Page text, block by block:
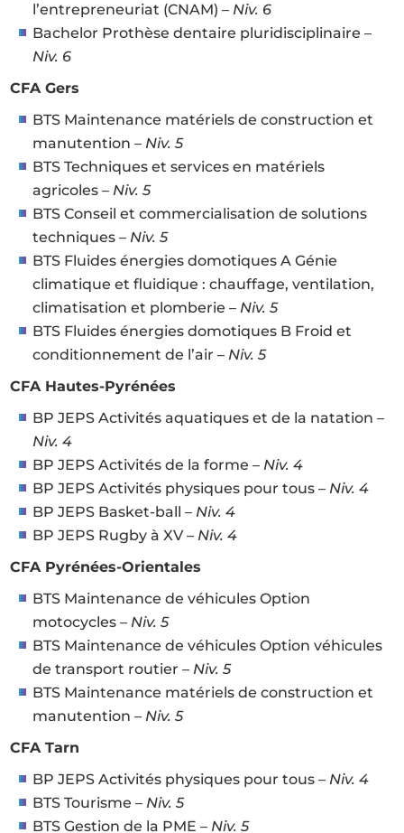
l’entrepreneuriat (CNAM) – Niv. 6
Bachelor Prothèse dentaire pluridisciplinaire –
Niv. 6
CFA Gers
BTS Maintenance matériels de construction et
manutention – Niv. 5
BTS Techniques et services en matériels
agricoles – Niv. 5
BTS Conseil et commercialisation de solutions
techniques – Niv. 5
BTS Fluides énergies domotiques A Génie
climatique et fluidique : chauffage, ventilation,
climatisation et plomberie – Niv. 5
BTS Fluides énergies domotiques B Froid et
conditionnement de l’air – Niv. 5
CFA Hautes-Pyrénées
BP JEPS Activités aquatiques et de la natation –
Niv. 4
BP JEPS Activités de la forme – Niv. 4
BP JEPS Activités physiques pour tous – Niv. 4
BP JEPS Basket-ball – Niv. 4
BP JEPS Rugby à XV – Niv. 4
CFA Pyrénées-Orientales
BTS Maintenance de véhicules Option
motocycles – Niv. 5
BTS Maintenance de véhicules Option véhicules
de transport routier – Niv. 5
BTS Maintenance matériels de construction et
manutention – Niv. 5
CFA Tarn
BP JEPS Activités physiques pour tous – Niv. 4
BTS Tourisme – Niv. 5
BTS Gestion de la PME – Niv. 5